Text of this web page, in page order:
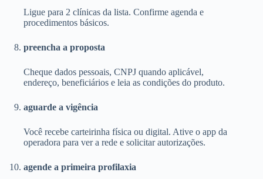
Ligue para 2 clínicas da lista. Confirme agenda e
procedimentos básicos.
preencha a proposta
Cheque dados pessoais, CNPJ quando aplicável,
endereço, beneficiários e leia as condições do produto.
aguarde a vigência
Você recebe carteirinha física ou digital. Ative o app da
operadora para ver a rede e solicitar autorizações.
agende a primeira profilaxia